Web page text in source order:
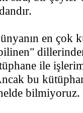
en çok
ile
bu
bilmiyoruz.